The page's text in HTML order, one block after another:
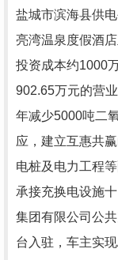
盐城市滨海县供
亮湾温泉度假酒
投资成本约1000
902.65万元的营
年减少5000吨二
应，建立互惠共
电桩及电力工程
承接充换电设施
集团有限公司公
台入驻，车主实